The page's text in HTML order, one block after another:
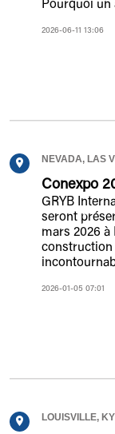
Pourquoi un
2026-06-11 13:06
NEVADA, LAS
Conexpo
GRYB
seront
mars 2026 à
construction
2026-01-05 07:01
LOUISVILLE, KY